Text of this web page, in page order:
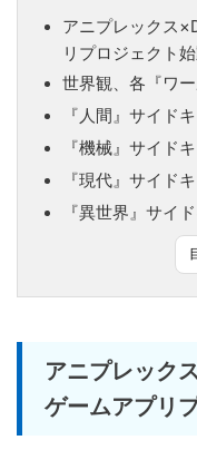
アニプレックス
リプロジェクト始
世界観、各『ワー
『人間』サイド
『機械』サイド
『現代』サイド
『異世界』サイ
アニプレック
ゲームアプリ